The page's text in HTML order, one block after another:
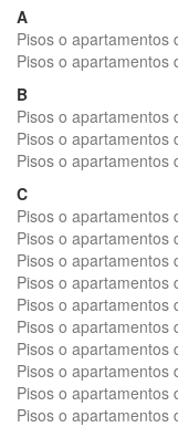
A
Pisos o apartamentos
Pisos o apartamentos
B
Pisos o apartamentos
Pisos o apartamentos
Pisos o apartamentos
C
Pisos o apartamentos
Pisos o apartamentos
Pisos o apartamentos
Pisos o apartamentos
Pisos o apartamentos
Pisos o apartamentos
Pisos o apartamentos
Pisos o apartamentos
Pisos o apartamentos
Pisos o apartamentos